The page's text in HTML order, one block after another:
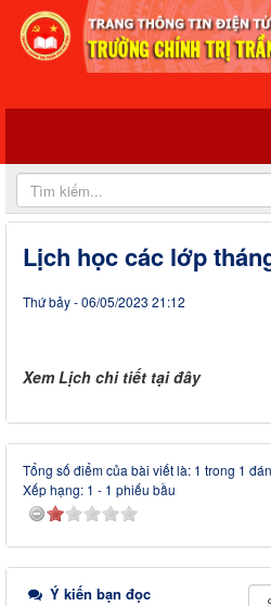
Lịch học các lớp
Thứ bảy - 06/05/2023 21:12
Xem Lịch chi tiết tại đây
Tổng số điểm của bài viết là: 1 trong 1
Xếp hạng: 1 - 1 phiếu bầu
Ý kiến bạn đọc